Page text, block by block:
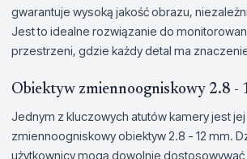
gwarantuje wysoką jakość obrazu,
Jest to idealne rozwiązanie do
przestrzeni, gdzie każdy detal ma
Obiektyw zmiennoogniskowy 2.8 -
Jednym z kluczowych atutów kamery jest jej
zmiennoogniskowy obiektyw 2.8 - 12 mm.
użytkownicy mogą dowolnie dostosowywać